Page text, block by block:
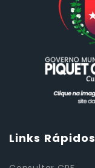
Links Rápidos